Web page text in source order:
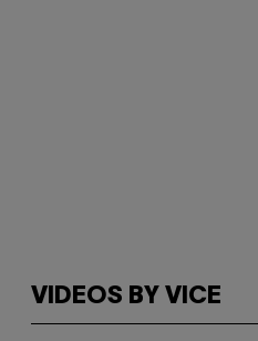
VIDEOS BY VICE